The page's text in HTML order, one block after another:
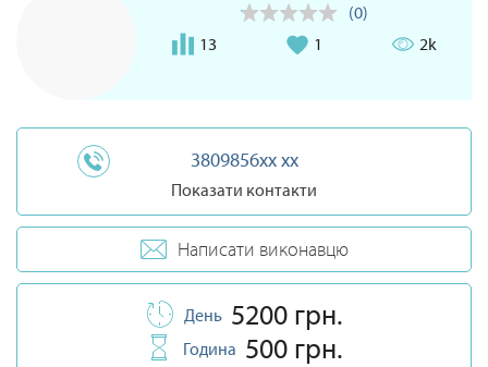
(0)
13
1 2k
3809856xx xx
Показати контакти
Написати виконавцю
День 5200 грн.
Година 500 грн.